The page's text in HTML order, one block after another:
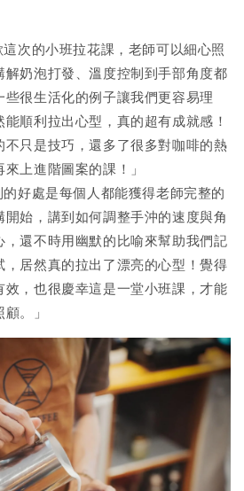
次的小班拉花課，老師可以細心照
解奶泡打發、溫度控制到手部角度都
些很生活化的例子讓我們更容易理
順利拉出心型，真的超有成就感！
不只是技巧，還多了很多對咖啡的熱
上進階圖案的課！」
好處是每個人都能獲得老師完整的
始，講到如何調整手沖的速度與角
，還不時用幽默的比喻來幫助我們記
，居然真的拉出了漂亮的心型！覺得
效，也很慶幸這是一堂小班課，才能
。」